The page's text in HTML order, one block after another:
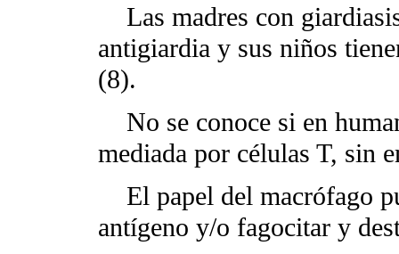
Las madres con
antigiardia y sus niños
(8).
No se conoce si en
mediada por células T, sin
El papel del macrófago
antígeno y/o fagocitar y